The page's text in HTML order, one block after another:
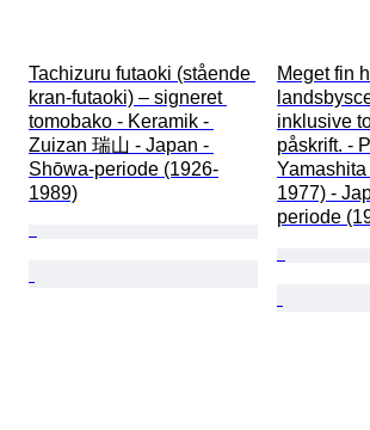
Tachizuru futaoki (stående
kran-futaoki) – signeret
tomobako - Keramik -
Zuizan 瑞山 - Japan -
Shōwa-periode (1926-
1989)
Meget fin
inklusive
påskrift. -
1977) -
periode